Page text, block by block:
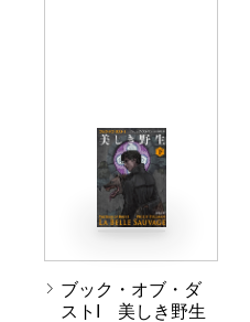
ブック・オブ・ダ
ストI 美しき野生